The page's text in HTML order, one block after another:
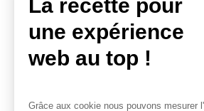
En savoir
Destiné aux